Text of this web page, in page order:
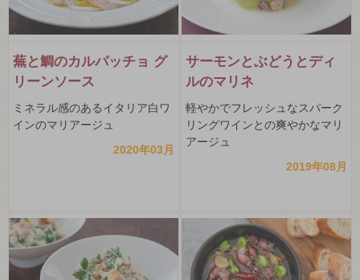
蕪と鯛のカルパッチョ グ
リーンソース
ミネラル感のあるイタリア白ワ
インのマリアージュ
2020年03月
サーモンとぶどうとディ
ルのマリネ
軽やかでフレッシュなスパーク
リングワインとの爽やかなマリ
アージュ
2019年08月